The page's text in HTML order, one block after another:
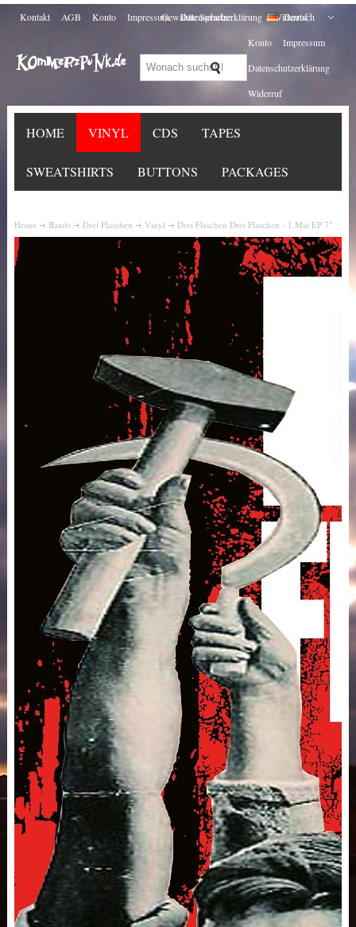
Kontakt AGB Konto Impressum Datenschutzerklärung Widerruf
Gewählte Sprache:
Deutsch
Konto
Impressum
Datenschutzerklärung
Widerruf
HOME VINYL CDS TAPES
SWEATSHIRTS BUTTONS PACKAGES
Home Bands Drei Flaschen Vinyl Drei Flaschen Drei Flaschen - 1.Mai EP 7"